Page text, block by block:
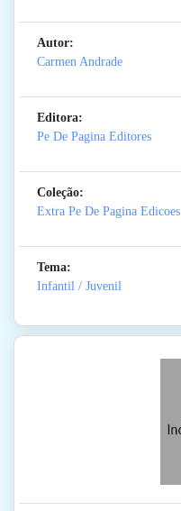
Autor:
Carmen Andrade
Editora:
Pe De Pagina Editores
Coleção:
Extra Pe De Pagina Edicoes
Tema:
Infantil / Juvenil